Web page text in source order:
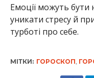
Емоції можуть бути
уникати стресу й
турботі про себе.
МІТКИ: ГОРОСКОП,